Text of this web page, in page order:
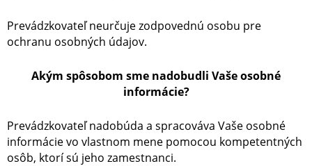
Prevádzkovateľ neurčuje zodpovednú osobu pre
ochranu osobných údajov.
Akým spôsobom sme nadobudli Vaše osobné
informácie?
Prevádzkovateľ nadobúda a spracováva Vaše osobné
informácie vo vlastnom mene pomocou kompetentných
osôb, ktorí sú jeho zamestnanci.